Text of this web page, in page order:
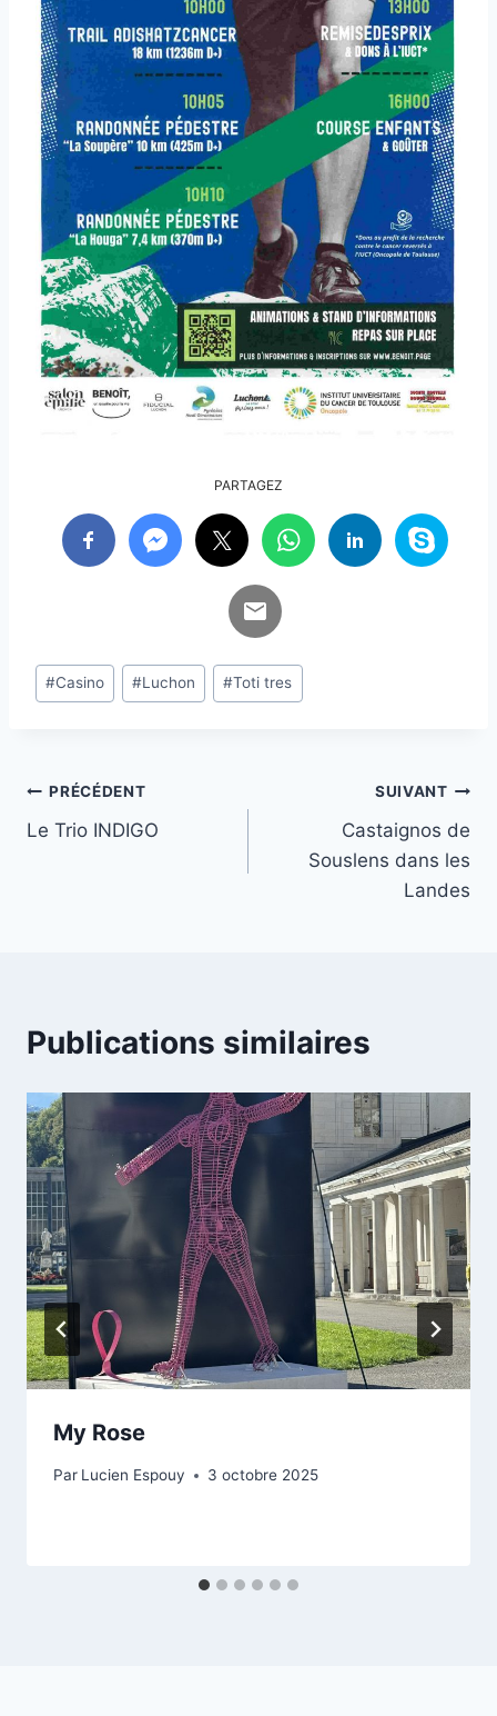
PARTAGEZ
Étiquettes
de
#Casino #Luchon #Toti tres
Navigation
de
PRÉCÉDENT
Le Trio INDIGO
SUIVANT
Castaignos de
Souslens dans les
Landes
Publications similaires
My Rose
Par Lucien Espouy 3 octobre 2025